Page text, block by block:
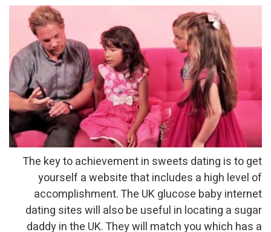
The key to achievement in sweets dating is to get
yourself a website that includes a high level of
accomplishment. The UK glucose baby internet
dating sites will also be useful in locating a sugar
daddy in the UK. They will match you which has a